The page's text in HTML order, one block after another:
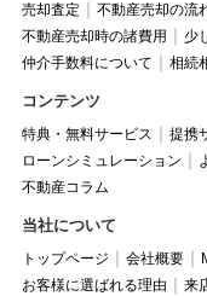
売却査定 不動産売却の流
不動産売却時の諸費用
少
仲介手数料について
相続
コンテンツ
特典・無料サービス 提携
ローンシミュレーション
不動産コラム
当社について
トップページ 会社概要
お客様に選ばれる理由
来